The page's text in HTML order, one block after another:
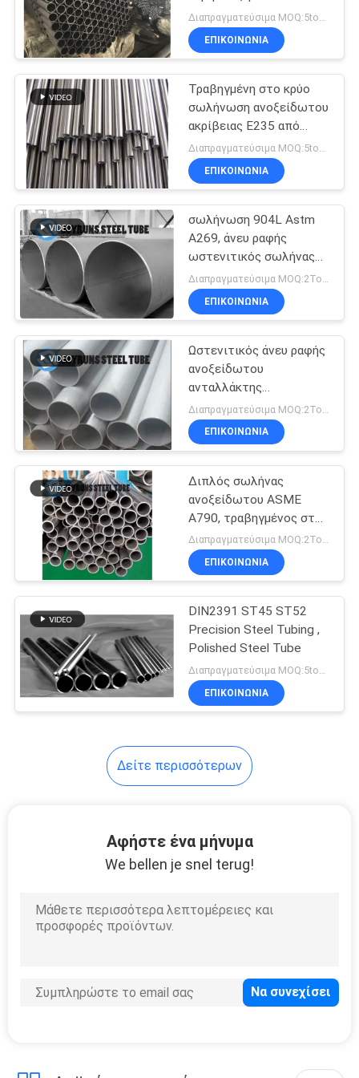
ΠΟΛΙΤΙΚΉ
ΜΥΣΤΙΚΌΤΗΤΑΣ
ανταλλάκτη θερμότηταςΔιαπραγματεύσιμα MOQ:5tons
ΕΠΙΚΟΙΝΩΝΊΑ
Τραβηγμένη στο κρύο
σωλήνωση ανοξείδωτου
ακρίβειας E235 από
τραβηγμένο στο κρύο
ΕΠΙΚΟΙΝΩΝΊΑ
σωλήνωση 904L Astm
A269, άνευ ραφής
ωστενιτικός σωλήνας
ανοξείδωτου
ΕΠΙΚΟΙΝΩΝΊΑ
Ωστενιτικός άνευ ραφής
ανοξείδωτου
ανταλλάκτης
θερμότητας σωλήνων
ASTM A213 TP321 άνευ
ραφής
ΕΠΙΚΟΙΝΩΝΊΑ
Διπλός σωλήνας
ανοξείδωτου ASME
A790, τραβηγμένος στο
κρύο σωλήνας
ανοξείδωτου S31803
Διαπραγματεύσιμα MOQ:2Tons
ΕΠΙΚΟΙΝΩΝΊΑ
DIN2391 ST45 ST52
Precision Steel Tubing ,
Polished Steel Tube
Διαπραγματεύσιμα MOQ:5tons
ΕΠΙΚΟΙΝΩΝΊΑ
Δείτε περισσότερων
Αφήστε ένα μήνυμα
We bellen je snel terug!